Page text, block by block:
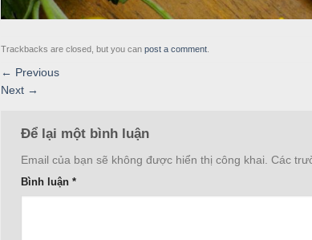
Trackbacks are closed, but you can post a comment
← Previous
Next →
Để lại một bình luận
Email của bạn sẽ không được hiển thị công khai. Các
Bình luận *